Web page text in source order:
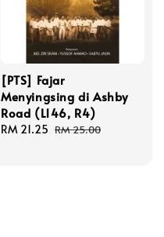
[PTS] Fajar
Menyingsing di Ashby
Road (L146, R4)
Sale
RM 21.25 Regular
RM 25.00